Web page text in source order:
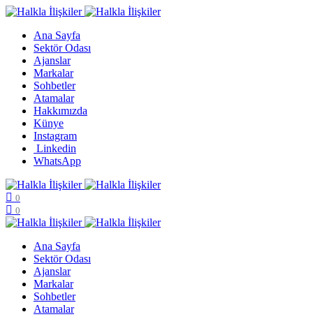
Ana Sayfa
Sektör Odası
Ajanslar
Markalar
Sohbetler
Atamalar
Hakkımızda
Künye
Instagram
Linkedin
WhatsApp
0
0
Ana Sayfa
Sektör Odası
Ajanslar
Markalar
Sohbetler
Atamalar